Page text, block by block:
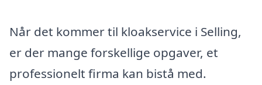
Når det kommer til kloakservice i Selling,
er der mange forskellige opgaver, et
professionelt firma kan bistå med.